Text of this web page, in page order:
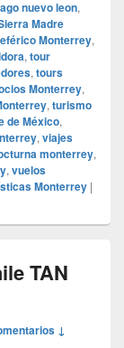
nuevo leon,
Madre
Monterrey,
, tour
, tours
Monterrey,
, turismo
de México,
, viajes
monterrey,
, vuelos
Monterrey |
TAN
↓